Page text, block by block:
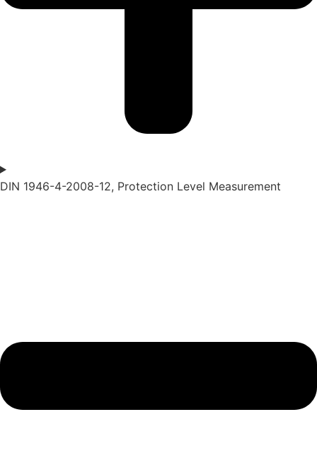
DIN 1946-4-2008-12, Protection Level Measurement